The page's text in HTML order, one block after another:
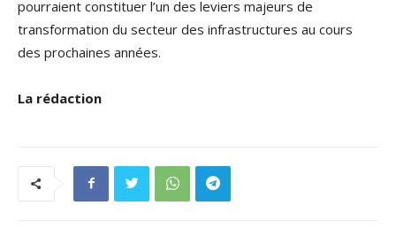
pourraient constituer l’un des leviers majeurs de
transformation du secteur des infrastructures au cours
des prochaines années.
La rédaction